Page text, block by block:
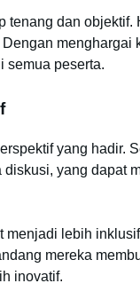
tenang dan objektif.
menghargai
semua peserta.
yang hadir.
yang dapat
menjadi lebih
mereka
inovatif.